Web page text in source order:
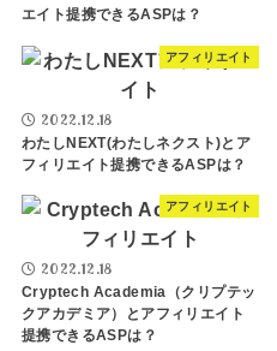
エイト提携できるASPは？
アフィリエイト
2022.12.18
わたしNEXT(わたしネクスト)とア
フィリエイト提携できるASPは？
アフィリエイト
2022.12.18
Cryptech Academia（クリプテッ
クアカデミア）とアフィリエイト
提携できるASPは？